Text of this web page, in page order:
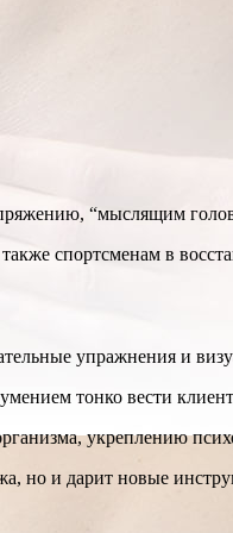
“мыслящим
спортсменам в
упражнения и
тонко вести
укреплению
но и дарит новые